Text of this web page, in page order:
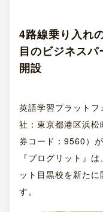
4路線乗り入れ
目のビジネス
開設
英語学習プラット
社：東京都港区浜
券コード：9560）
『プログリット』
ット目黒校を新た
す。